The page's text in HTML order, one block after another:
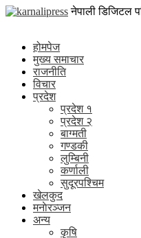
Skip
karnalipress
नेपाली डिजिटल
होमपेज
मुख्य समाचार
राजनीति
विचार
प्रदेश
प्रदेश १
प्रदेश २
बाग्मती
गण्डकी
लुम्बिनी
कर्णाली
सुदूरपश्चिम
खेलकुद
मनाेरञ्जन
अन्य
कृषि